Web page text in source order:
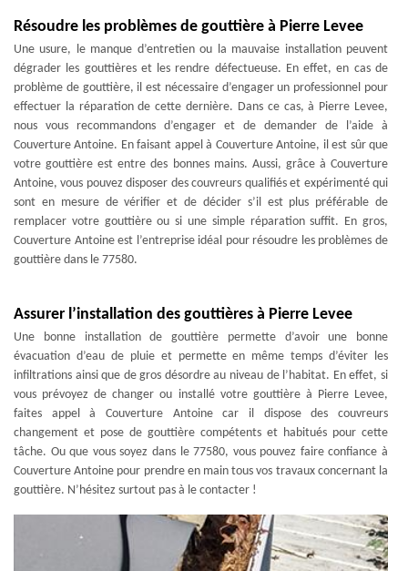
Résoudre les problèmes de gouttière à Pierre Levee
Une usure, le manque d’entretien ou la mauvaise installation peuvent
dégrader les gouttières et les rendre défectueuse. En effet, en cas de
problème de gouttière, il est nécessaire d’engager un professionnel pour
effectuer la réparation de cette dernière. Dans ce cas, à Pierre Levee,
nous vous recommandons d’engager et de demander de l’aide à
Couverture Antoine. En faisant appel à Couverture Antoine, il est sûr que
votre gouttière est entre des bonnes mains. Aussi, grâce à Couverture
Antoine, vous pouvez disposer des couvreurs qualifiés et expérimenté qui
sont en mesure de vérifier et de décider s’il est plus préférable de
remplacer votre gouttière ou si une simple réparation suffit. En gros,
Couverture Antoine est l’entreprise idéal pour résoudre les problèmes de
gouttière dans le 77580.
Assurer l’installation des gouttières à Pierre Levee
Une bonne installation de gouttière permette d’avoir une bonne
évacuation d’eau de pluie et permette en même temps d’éviter les
infiltrations ainsi que de gros désordre au niveau de l’habitat. En effet, si
vous prévoyez de changer ou installé votre gouttière à Pierre Levee,
faites appel à Couverture Antoine car il dispose des couvreurs
changement et pose de gouttière compétents et habitués pour cette
tâche. Ou que vous soyez dans le 77580, vous pouvez faire confiance à
Couverture Antoine pour prendre en main tous vos travaux concernant la
gouttière. N’hésitez surtout pas à le contacter !